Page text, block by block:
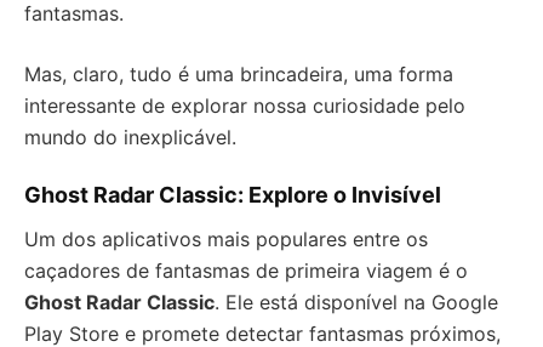
fantasmas.
Mas, claro, tudo é uma brincadeira, uma forma
interessante de explorar nossa curiosidade pelo
mundo do inexplicável.
Ghost Radar Classic: Explore o Invisível
Um dos aplicativos mais populares entre os
caçadores de fantasmas de primeira viagem é o
Ghost Radar Classic. Ele está disponível na Google
Play Store e promete detectar fantasmas próximos,